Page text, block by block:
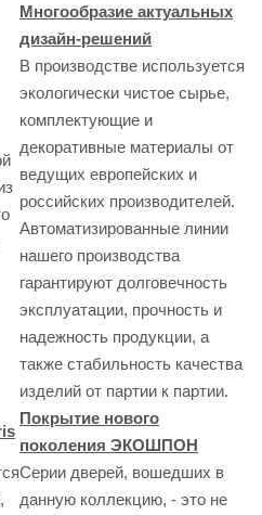
Многообразие актуальных
дизайн-решений
В производстве используется
экологически чистое сырье,
комплектующие и
декоративные материалы от
ведущих европейских и
российских производителей.
Автоматизированные линии
нашего производства
гарантируют долговечность
эксплуатации, прочность и
надежность продукции, а
также стабильность качества
изделий от партии к партии.
Покрытие нового
поколения ЭКОШПОН
Серии дверей, вошедших в
данную коллекцию, - это не